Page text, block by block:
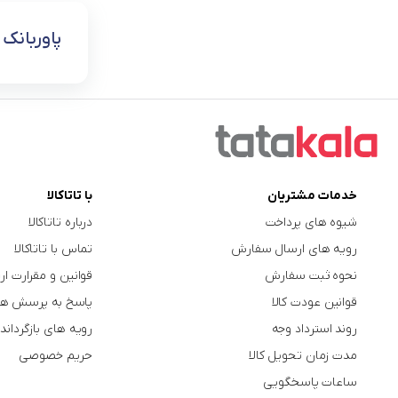
خدمات مشتریان
شیوه های پرداخت
رویه های ارسال سفارش
نحوه ثبت سفارش
قوانین عودت کالا
روند استرداد وجه
مدت زمان تحویل کالا
ساعات پاسخگویی
با تاتاکالا
درباره تاتاکالا
تماس با تاتاکالا
قوانین و مقرارت
پاسخ به پرسش
رویه های
حریم خصوصی